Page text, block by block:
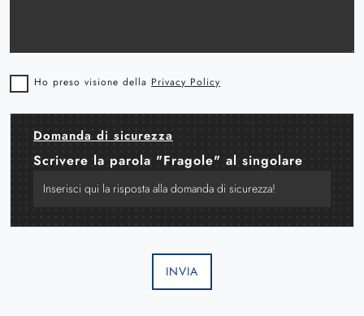
Ho preso visione della Privacy Policy
Domanda di sicurezza
Scrivere la parola "Fragole" al singolare
INVIA